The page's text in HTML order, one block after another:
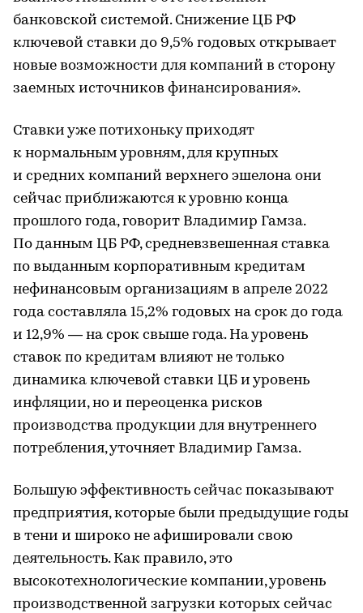
банковской системой. Снижение ЦБ РФ
ключевой ставки до 9,5% годовых открывает
новые возможности для компаний в сторону
заемных источников финансирования».
Ставки уже потихоньку приходят
к нормальным уровням, для крупных
и средних компаний верхнего эшелона они
сейчас приближаются к уровню конца
прошлого года, говорит Владимир Гамза.
По данным ЦБ РФ, средневзвешенная ставка
по выданным корпоративным кредитам
нефинансовым организациям в апреле 2022
года составляла 15,2% годовых на срок до года
и 12,9% — на срок свыше года. На уровень
ставок по кредитам влияют не только
динамика ключевой ставки ЦБ и уровень
инфляции, но и переоценка рисков
производства продукции для внутреннего
потребления, уточняет Владимир Гамза.
Большую эффективность сейчас показывают
предприятия, которые были предыдущие годы
в тени и широко не афишировали свою
деятельность. Как правило, это
высокотехнологические компании, уровень
производственной загрузки которых сейчас